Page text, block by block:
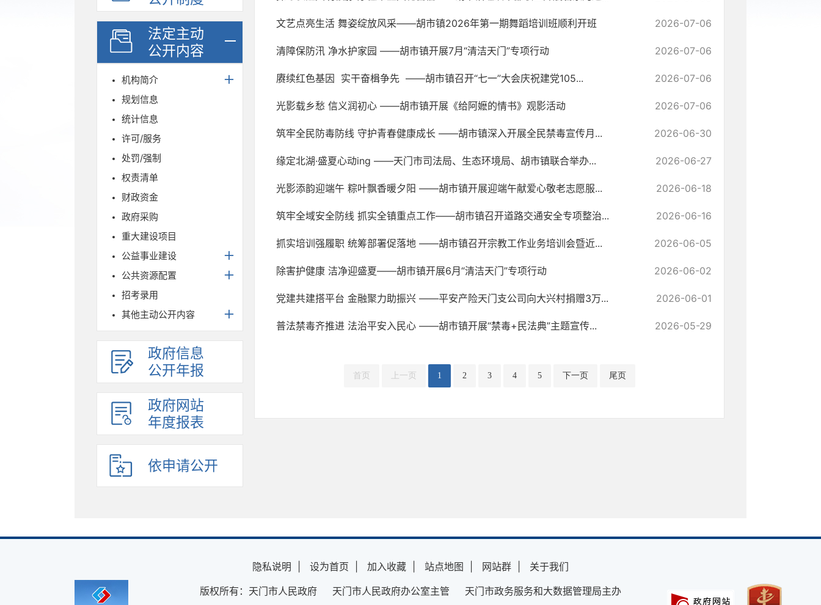
法定主动
公开内容
机构简介
规划信息
统计信息
许可/服务
处罚/强制
权责清单
财政资金
政府采购
重大建设项目
公益事业建设
公共资源配置
招考录用
其他主动公开内容
政府信息
公开年报
政府网站
年度报表
依申请公开
文艺点亮生活 舞姿绽放风采——胡市镇2026年第一期舞蹈培训班顺利开班 2026-07-06
清障保防汛 净水护家园 ——胡市镇开展7月“清洁天门”专项行动 2026-07-06
赓续红色基因 实干奋楫争先 ——胡市镇召开“七一”大会庆祝建党105... 2026-07-06
光影载乡愁 信义润初心 ——胡市镇开展《给阿嬷的情书》观影活动 2026-07-06
筑牢全民防毒防线 守护青春健康成长 ——胡市镇深入开展全民禁毒宣传月... 2026-06-30
缘定北湖·盛夏心动ing ——天门市司法局、生态环境局、胡市镇联合举办... 2026-06-27
光影添韵迎端午 粽叶飘香暖夕阳 ——胡市镇开展迎端午献爱心敬老志愿服... 2026-06-18
筑牢全域安全防线 抓实全镇重点工作——胡市镇召开道路交通安全专项整治... 2026-06-16
抓实培训强履职 统筹部署促落地 ——胡市镇召开宗教工作业务培训会暨近... 2026-06-05
除害护健康 洁净迎盛夏——胡市镇开展6月“清洁天门”专项行动 2026-06-02
党建共建搭平台 金融聚力助振兴 ——平安产险天门支公司向大兴村捐赠3万... 2026-06-01
普法禁毒齐推进 法治平安入民心 ——胡市镇开展“禁毒+民法典”主题宣传... 2026-05-29
首页 上一页 1 2 3 4 5 下一页 尾页
隐私说明 设为首页 加入收藏 站点地图 网站群
关于我们
版权所有：天门市人民政府 天门市人民政府办公室主管 天门市政务服务和大数据管理局主办